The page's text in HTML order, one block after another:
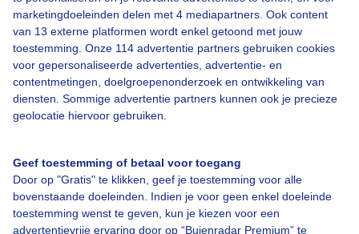
marketingdoeleinden delen met 4 mediapartners. Ook content
van 13 externe platformen wordt enkel getoond met jouw
toestemming. Onze 114 advertentie partners gebruiken cookies
voor gepersonaliseerde advertenties, advertentie- en
contentmetingen, doelgroepenonderzoek en ontwikkeling van
diensten. Sommige advertentie partners kunnen ook je precieze
geolocatie hiervoor gebruiken.
Geef toestemming of betaal voor toegang
Door op "Gratis" te klikken, geef je toestemming voor alle
bovenstaande doeleinden. Indien je voor geen enkel doeleinde
toestemming wenst te geven, kun je kiezen voor een
advertentievrije ervaring door op “Buienradar Premium” te
Een moment geduld aub...
Bedrijfsgegevens
Veelgestelde vragen